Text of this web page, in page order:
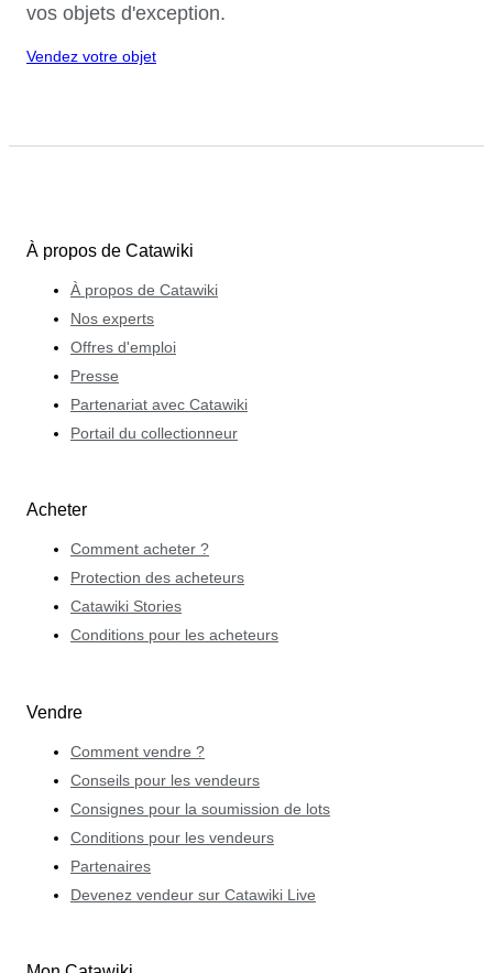
vos objets d'exception.
Vendez votre objet
À propos de Catawiki
À propos de Catawiki
Nos experts
Offres d'emploi
Presse
Partenariat avec Catawiki
Portail du collectionneur
Acheter
Comment acheter ?
Protection des acheteurs
Catawiki Stories
Conditions pour les acheteurs
Vendre
Comment vendre ?
Conseils pour les vendeurs
Consignes pour la soumission de lots
Conditions pour les vendeurs
Partenaires
Devenez vendeur sur Catawiki Live